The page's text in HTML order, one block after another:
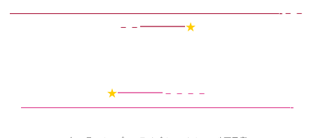
————————————————————————-－－
－－━━━━★
★━━━━－－－－
————————————————————————-